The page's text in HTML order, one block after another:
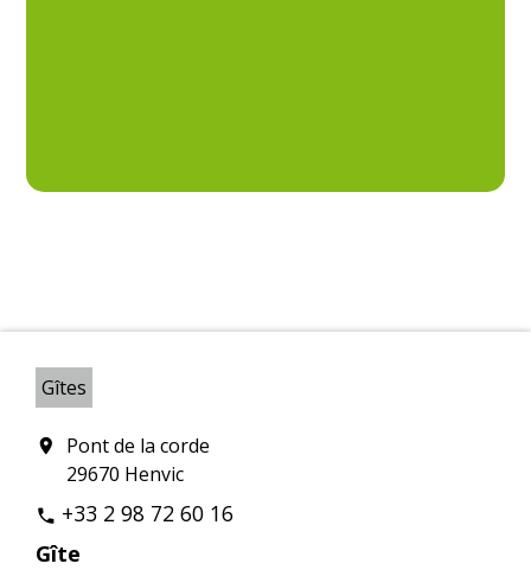
Gîtes
location_on
Pont de la corde
29670 Henvic
phone +33 2 98 72 60 16
Gîte